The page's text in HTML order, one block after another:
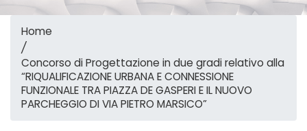
Home
/
Concorso di Progettazione in due gradi relativo alla
“RIQUALIFICAZIONE URBANA E CONNESSIONE
FUNZIONALE TRA PIAZZA DE GASPERI E IL NUOVO
PARCHEGGIO DI VIA PIETRO MARSICO”